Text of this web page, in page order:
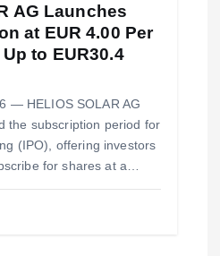
AG Launches
at EUR 4.00 Per
to EUR30.4
— HELIOS SOLAR AG
the subscription period for
(IPO), offering investors
for shares at a…